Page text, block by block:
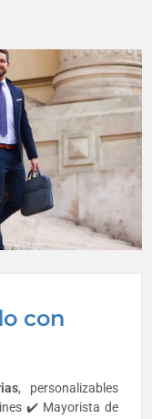
con
, personalizables
✔️ Mayorista de